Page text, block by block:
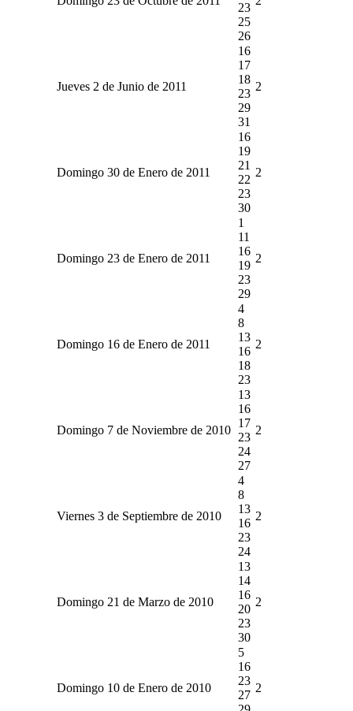
23
25
26
Jueves 2 de Junio de 2011
16
17
18
23
29
31
2
Domingo 30 de Enero de 2011
16
19
21
22
23
30
2
Domingo 23 de Enero de 2011
1
11
16
19
23
29
2
Domingo 16 de Enero de 2011
4
8
13
16
18
23
2
Domingo 7 de Noviembre de 2010
13
16
17
23
24
27
2
Viernes 3 de Septiembre de 2010
4
8
13
16
23
24
2
Domingo 21 de Marzo de 2010
13
14
16
20
23
30
2
Domingo 10 de Enero de 2010
5
16
23
27
2